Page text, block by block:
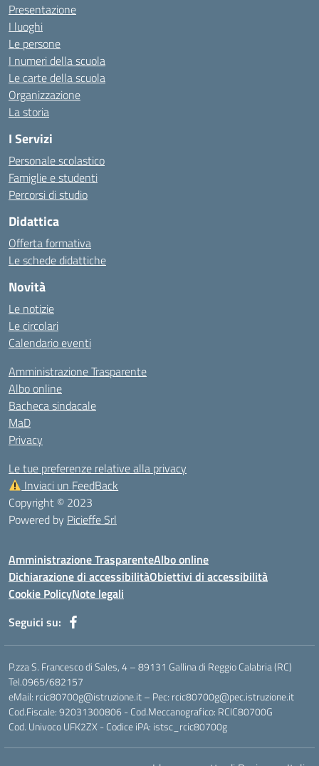
Presentazione
I luoghi
Le persone
I numeri della scuola
Le carte della scuola
Organizzazione
La storia
I Servizi
Personale scolastico
Famiglie e studenti
Percorsi di studio
Didattica
Offerta formativa
Le schede didattiche
Novità
Le notizie
Le circolari
Calendario eventi
Amministrazione Trasparente
Albo online
Bacheca sindacale
MaD
Privacy
Le tue preferenze relative alla privacy
Inviaci un FeedBack
Copyright © 2023
Powered by Picieffe Srl
Amministrazione TrasparenteAlbo online
Dichiarazione di accessibilitàObiettivi di accessibilità
Cookie PolicyNote legali
Seguici su:
P.zza S. Francesco di Sales, 4 – 89131 Gallina di Reggio Calabria (RC)
Tel.0965/682157
eMail: rcic80700g@istruzione.it – Pec: rcic80700g@pec.istruzione.it
Cod.Fiscale: 92031300806 - Cod.Meccanografico: RCIC80700G
Cod. Univoco UFK2ZX - Codice iPA: istsc_rcic80700g